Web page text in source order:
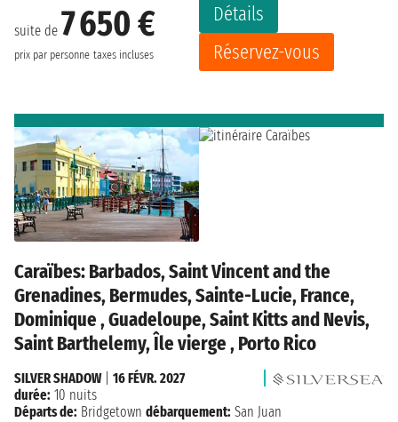
suite de 7 650 €
prix par personne taxes incluses
Détails
Réservez-vous
Caraïbes: Barbados, Saint Vincent and the
Grenadines, Bermudes, Sainte-Lucie, France,
Dominique , Guadeloupe, Saint Kitts and Nevis,
Saint Barthelemy, Île vierge , Porto Rico
SILVER SHADOW| 16 FÉVR. 2027
durée: 10 nuits
Départs de: Bridgetown débarquement: San Juan